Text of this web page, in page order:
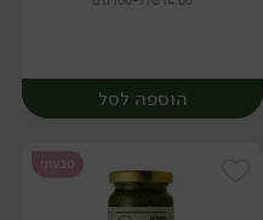
הוספה לסל
טבעוני